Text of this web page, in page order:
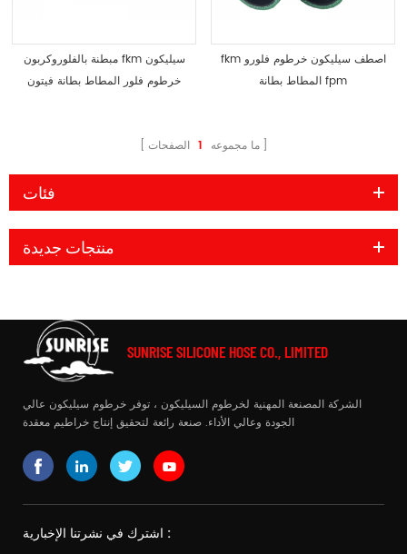
مبطنة بالفلوروكربون fkm سيليكون
خرطوم فلور المطاط بطانة فيتون
fkm اصطف سيليكون خرطوم فلورو
المطاط بطانة fpm
ما مجموعه 1 الصفحات
فئات
منتجات جديدة
SUNRISE SILICONE HOSE CO., LIMITED
الشركة المصنعة المهنية لخرطوم السيليكون ، توفر خرطوم سيليكون عالي
الجودة وعالي الأداء. صنعة رائعة لتحقيق إنتاج خراطيم معقدة
اشترك في نشرتنا الإخبارية :